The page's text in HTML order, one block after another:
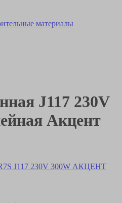
материалы
J117 230V
Акцент